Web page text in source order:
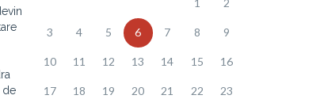
de
1 2
3 4 5 6 7 8 9
10 11 12 13 14 15 16
17 18 19 20 21 22 23